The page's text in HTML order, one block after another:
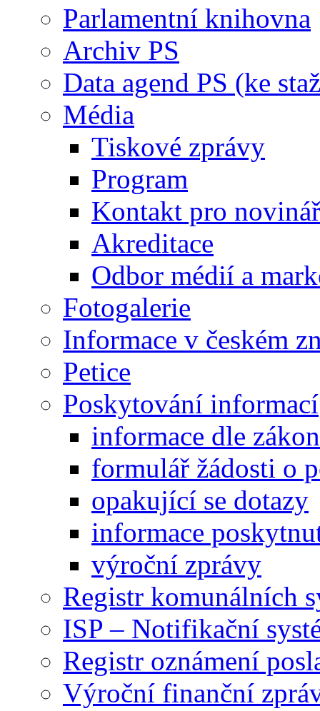
Parlamentní knihovna
Archiv PS
Data agend PS (ke
Média
Tiskové zprávy
Program
Kontakt pro
Akreditace
Odbor médií a
Fotogalerie
Informace v českém
Petice
Poskytování informací
informace dle
formulář žádosti o
opakující se dotazy
informace
výroční zprávy
Registr komunálních
ISP – Notifikační
Registr oznámení
Výroční finanční